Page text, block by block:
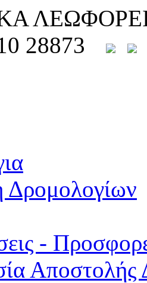
28873
Δρομολογίων
-
Αποστολής